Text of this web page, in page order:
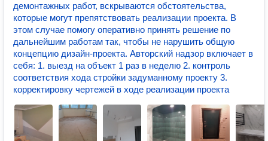
демонтажных работ, вскрываются обстоятельства,
которые могут препятствовать реализации проекта. В
этом случае помогу оперативно принять решение по
дальнейшим работам так, чтобы не нарушить общую
концепцию дизайн-проекта. Авторский надзор включает в
себя: 1. выезд на объект 1 раз в неделю 2. контроль
соответствия хода стройки задуманному проекту 3.
корректировку чертежей в ходе реализации проекта